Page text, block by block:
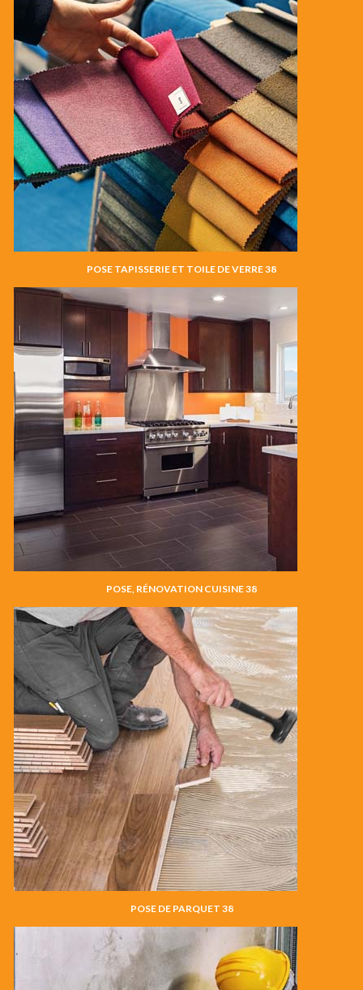
POSE TAPISSERIE ET TOILE DE VERRE 38
POSE, RÉNOVATION CUISINE 38
POSE DE PARQUET 38